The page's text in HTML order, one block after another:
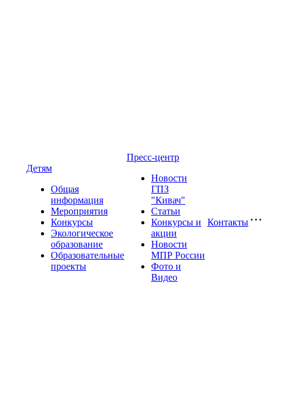
Детям
Общая
информация
Мероприятия
Конкурсы
Экологическое
образование
Образовательные
проекты
Пресс-центр
Новости
ГПЗ
"Кивач"
Статьи
Конкурсы и
акции
Новости
МПР России
Фото и
Видео
Контакты